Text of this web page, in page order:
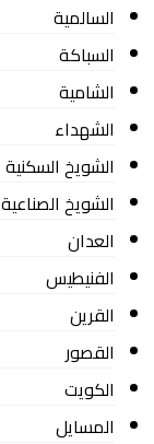
السالمية
السباكة
الشامية
الشهداء
الشويخ السكنية
الشويخ الصناعية
العدان
الفنيطيس
القرين
القصور
الكويت
المسايل